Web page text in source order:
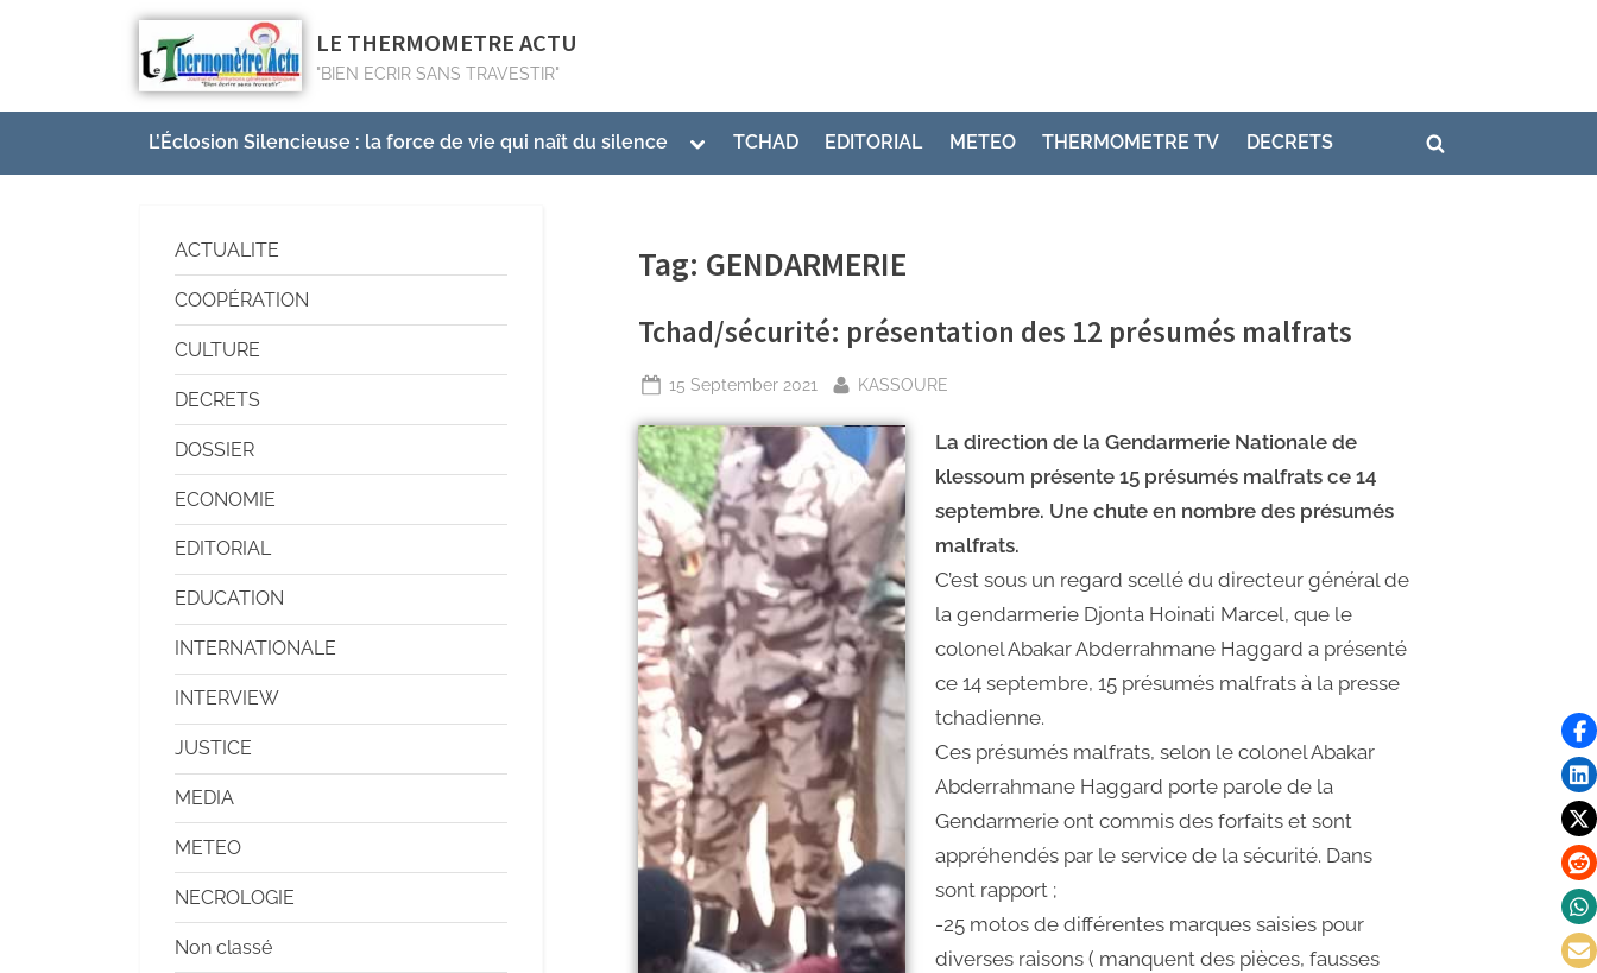
LE THERMOMETRE ACTU
"BIEN ECRIR SANS TRAVESTIR"
L’Éclosion Silencieuse : la force de vie qui naît du silence TCHAD EDITORIAL METEO THERMOMETRE TV DECRETS
Tag: GENDARMERIE
Tchad/sécurité: présentation des 12 présumés malfrats
15 September 2021 KASSOURE
La direction de la Gendarmerie Nationale de
klessoum présente 15 présumés malfrats ce 14
septembre. Une chute en nombre des présumés
malfrats.
C’est sous un regard scellé du directeur général de
la gendarmerie Djonta Hoinati Marcel, que le
colonel Abakar Abderrahmane Haggard a présenté
ce 14 septembre, 15 présumés malfrats à la presse
tchadienne.
Ces présumés malfrats, selon le colonel Abakar
Abderrahmane Haggard porte parole de la
Gendarmerie ont commis des forfaits et sont
appréhendés par le service de la sécurité. Dans
sont rapport ;
-25 motos de différentes marques saisies pour
diverses raisons ( manquent des pièces, fausses
ACTUALITE
COOPÉRATION
CULTURE
DECRETS
DOSSIER
ECONOMIE
EDITORIAL
EDUCATION
INTERNATIONALE
INTERVIEW
JUSTICE
MEDIA
METEO
NECROLOGIE
Non classé